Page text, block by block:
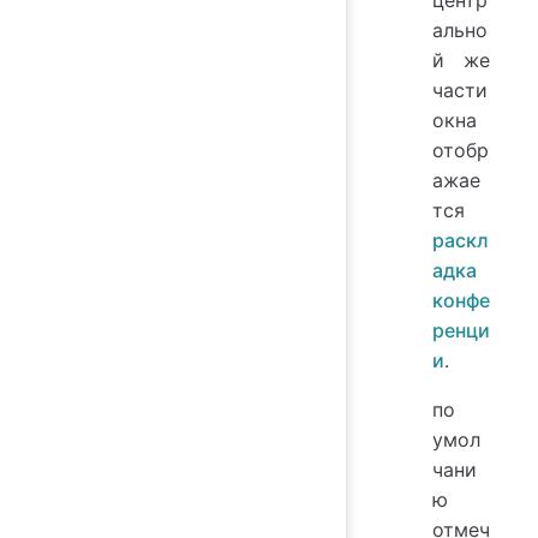
ально
й же
части
окна
отобр
ажае
тся
раскл
адка
конфе
ренци
и.
по
умол
чани
ю
отмеч